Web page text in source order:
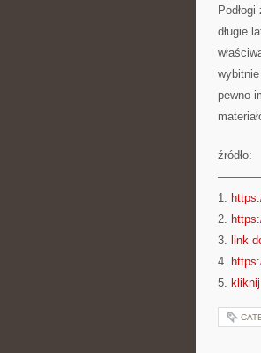
długie
pewno
źródło:
1.
2.
3. link
4.
5.